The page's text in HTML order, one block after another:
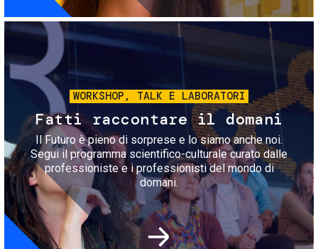
Immagine
WORKSHOP, TALK E LABORATORI
Fatti raccontare il domani
Il Futuro è pieno di sorprese e lo siamo anche noi.
Segui il programma scientifico-culturale curato dalle
professioniste e i professionisti del mondo di
domani.